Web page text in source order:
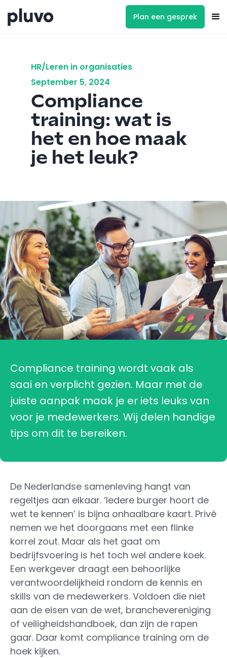
Plan een gesprek
HR/Leren in organisaties
September 5, 2024
Compliance
training: wat is
het en hoe maak
je het leuk?
Compliance training wordt vaak als
saai en verplicht gezien. Maar met de
juiste aanpak maak je er iets leuks van
voor je medewerkers. Wij delen handige
tips om dit te bereiken.
De Nederlandse samenleving hangt van
regeltjes aan elkaar. ‘Iedere burger hoort de
wet te kennen’ is bijna onhaalbare kaart. Privé
nemen we het doorgaans met een flinke
korrel zout. Maar als het gaat om
bedrijfsvoering is het toch wel andere koek.
Een werkgever draagt een behoorlijke
verantwoordelijkheid rondom de kennis en
skills van de medewerkers. Voldoen die niet
aan de eisen van de wet, branchevereniging
of veiligheidshandboek, dan zijn de rapen
gaar. Daar komt compliance training om de
hoek kijken.